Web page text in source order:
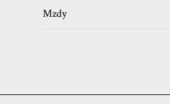
Mzdy